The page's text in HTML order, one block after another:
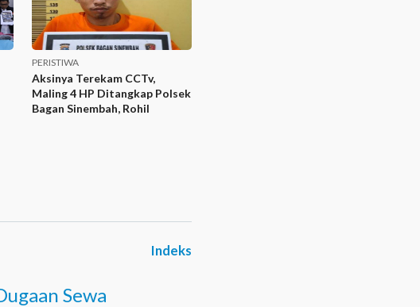
PERISTIWA
Aksinya Terekam CCTv,
Maling 4 HP Ditangkap Polsek
Bagan Sinembah, Rohil
Indeks
Sewa